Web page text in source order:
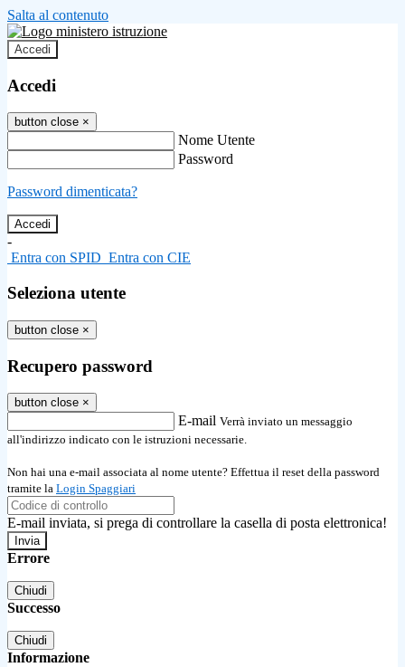
Salta al contenuto
Accedi
Accedi
button close ×
Nome Utente
Password
Password dimenticata?
-
Entra con SPID Entra con CIE
Seleziona utente
button close ×
Recupero password
button close ×
E-mail Verrà inviato un messaggio
all'indirizzo indicato con le istruzioni necessarie.
Non hai una e-mail associata al nome utente? Effettua il reset della password
tramite la Login Spaggiari
E-mail inviata, si prega di controllare la casella di posta elettronica!
Errore
Chiudi
Successo
Chiudi
Informazione